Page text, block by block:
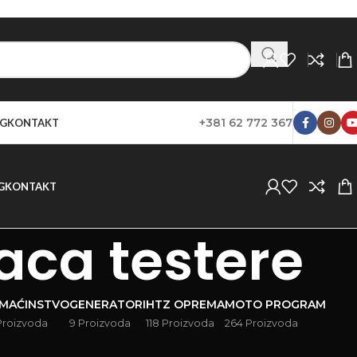
KONTAKT +381 62 772 367
KONTAKT
testere
GENERATORI
9 Proizvoda
HTZ OPREMA
118 Proizvoda
MOTO PROGRAM
264 Proizvoda